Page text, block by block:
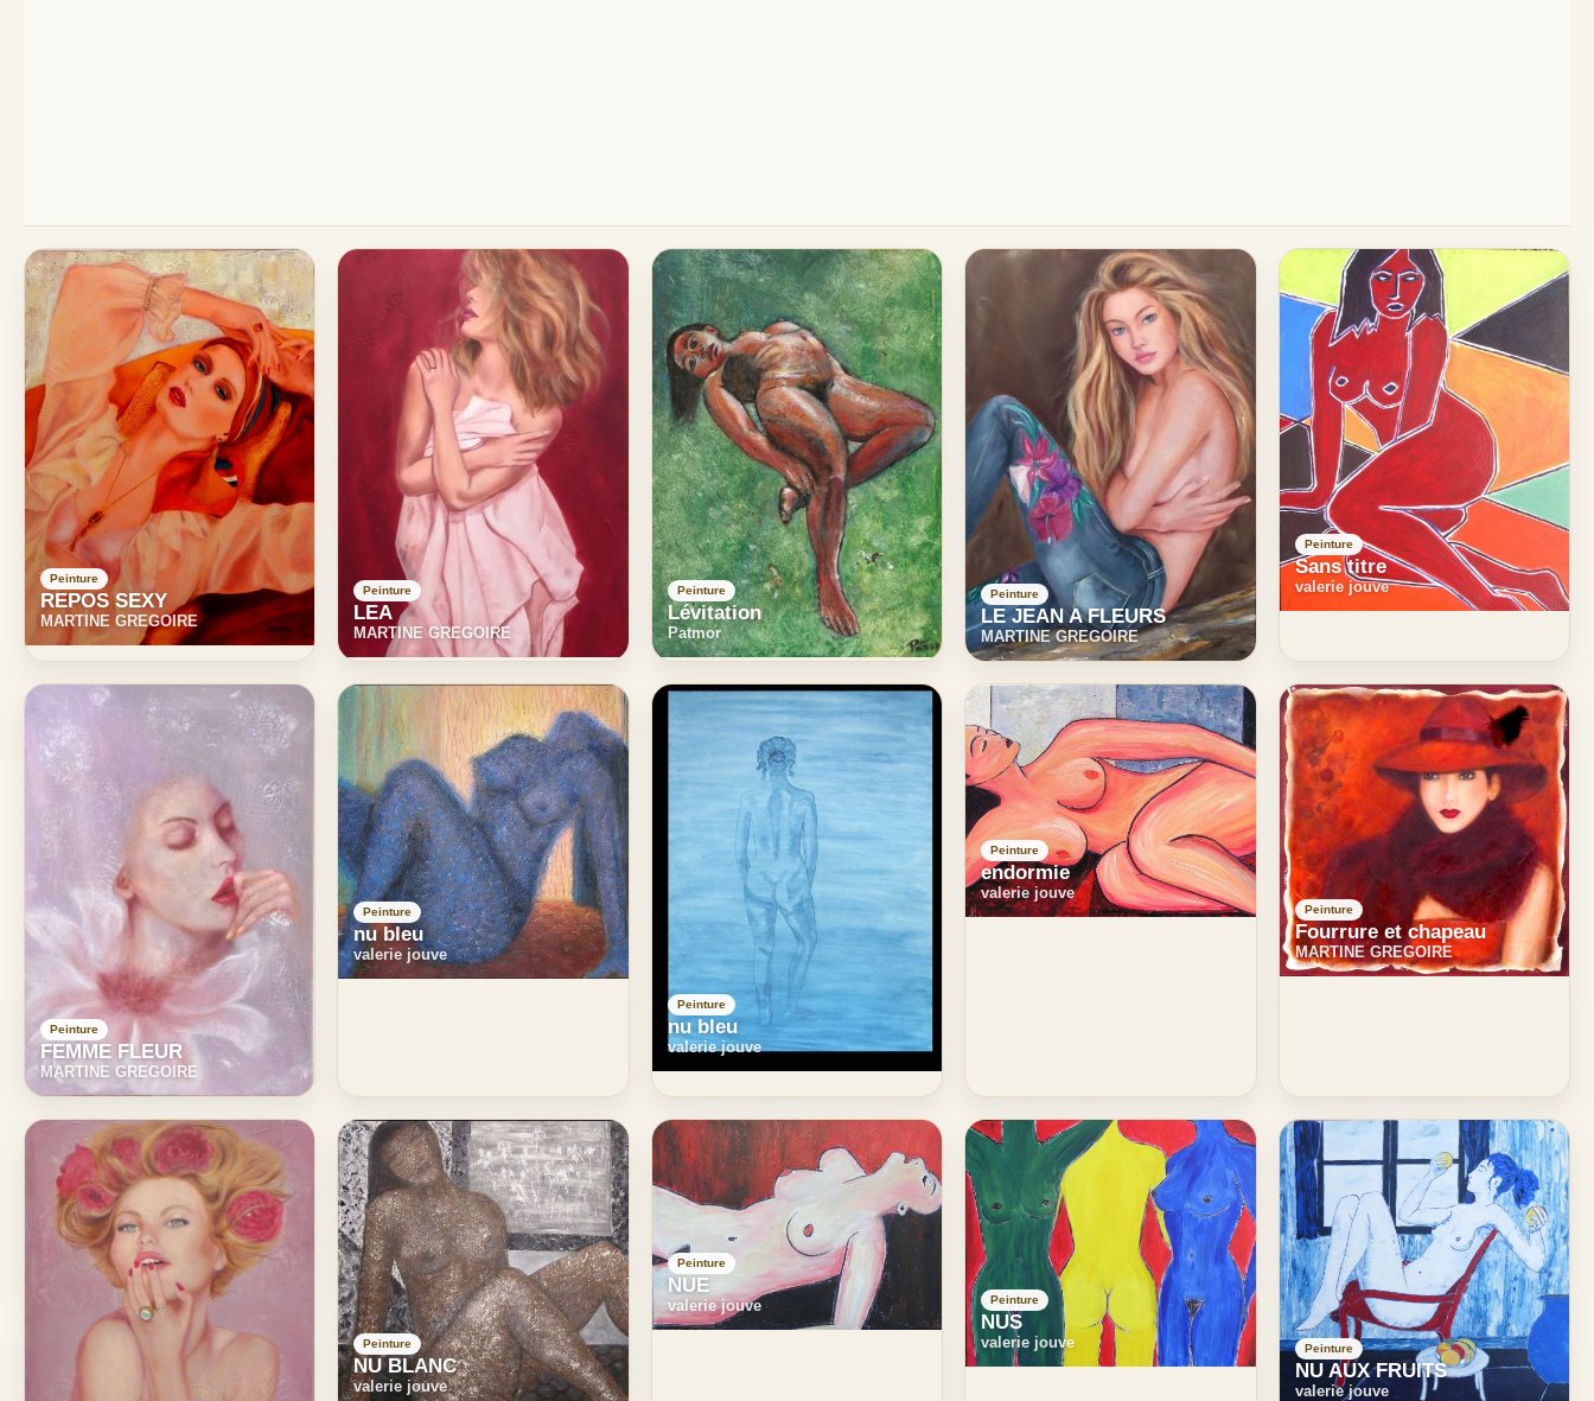
Peinture
REPOS SEXY
MARTINE GREGOIRE
Peinture
LEA
MARTINE GREGOIRE
Peinture
Lévitation
Patmor
Peinture
LE JEAN A FLEURS
MARTINE GREGOIRE
Peinture
Sans titre
valerie jouve
Peinture
FEMME FLEUR
MARTINE GREGOIRE
Peinture
nu bleu
valerie jouve
Peinture
nu bleu
valerie jouve
Peinture
endormie
valerie jouve
Peinture
Fourrure et chapeau
MARTINE GREGOIRE
Peinture
NU BLANC
valerie jouve
Peinture
NUE
valerie jouve Peinture
NUS
valerie jouve Peinture
NU AUX FRUITS
valerie jouve